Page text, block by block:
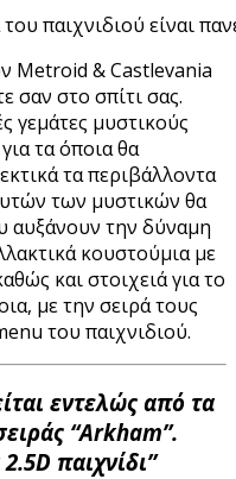
παιχνιδιού είναι
Metroid & Castlevania
σαν στο σπίτι σας.
γεμάτες μυστικούς
τα όποια θα
τα περιβάλλοντα
των μυστικών θα
αυξάνουν την δύναμη
κουστούμια με
και στοιχειά για το
με την σειρά τους
του παιχνιδιού.
εντελώς από τα
“Arkham”.
παιχνίδι”